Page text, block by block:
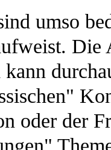
umso
Die
oder der